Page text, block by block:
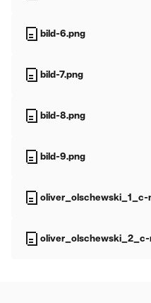
bild-6.png
bild-7.png
bild-8.png
bild-9.png
oliver_olschewski_1_c-